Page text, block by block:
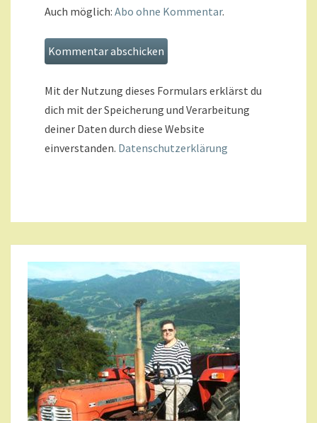
Auch möglich: Abo ohne Kommentar.
Mit der Nutzung dieses Formulars erklärst du
dich mit der Speicherung und Verarbeitung
deiner Daten durch diese Website
einverstanden. Datenschutzerklärung